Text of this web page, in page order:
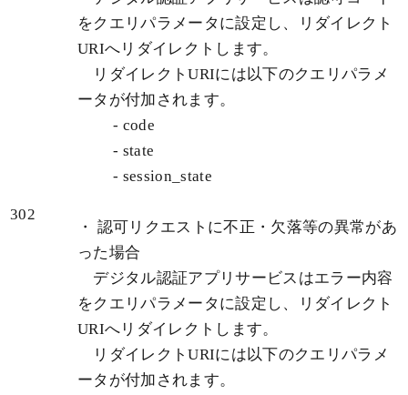
302
をクエリパラメータに設定し、リダイレクト
URIへリダイレクトします。
リダイレクトURIには以下のクエリパラメ
ータが付加されます。
- code
- state
- session_state
・ 認可リクエストに不正・欠落等の異常があ
った場合
デジタル認証アプリサービスはエラー内容
をクエリパラメータに設定し、リダイレクト
URIへリダイレクトします。
リダイレクトURIには以下のクエリパラメ
ータが付加されます。